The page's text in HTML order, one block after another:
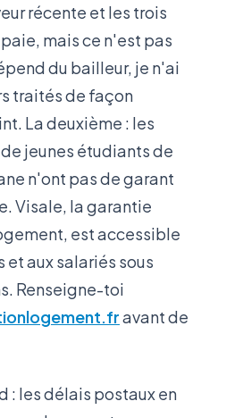
récente et les trois
mais ce n'est pas
du bailleur, je n'ai
traités de façon
La deuxième : les
jeunes étudiants de
n'ont pas de garant
Visale, la garantie
est accessible
et aux salariés sous
Renseigne-toi
avant de
: les délais postaux en